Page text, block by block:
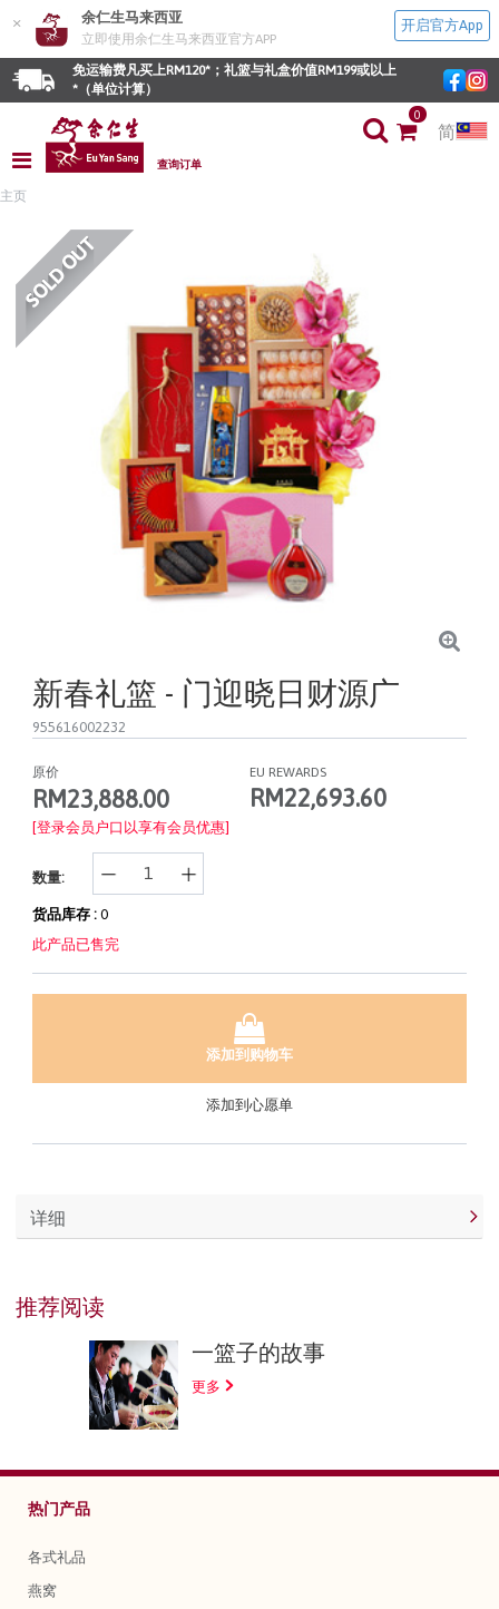
× 余仁生马来西亚
立即使用余仁生马来西亚官方APP
开启官方App
免运输费凡买上RM120*；礼篮与礼盒价值RM199或以上
*（单位计算）
查询订单
0
简
主页
新春礼篮 - 门迎晓日财源广
955616002232
原价
RM23,888.00
EU REWARDS
RM22,693.60
[登录会员户口以享有会员优惠]
数量:
货品库存 : 0
此产品已售完
添加到购物车
添加到心愿单
详细
推荐阅读
一篮子的故事
更多
热门产品
各式礼品
燕窝